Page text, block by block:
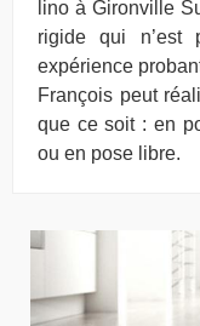
lino à Gironville
rigide qui n’est
expérience
François peut
que ce soit : en
ou en pose libre.